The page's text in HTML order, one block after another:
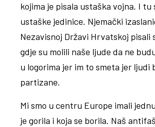
kojima je pisala ustaška vojna. I tu
ustaške jedinice. Njemački
Nezavisnoj Državi Hrvatskoj pisali
gdje su molili naše ljude da ne
u logorima jer im to smeta jer ljudi
partizane.
Mi smo u centru Europe imali
je gorila i koja se borila. Naš